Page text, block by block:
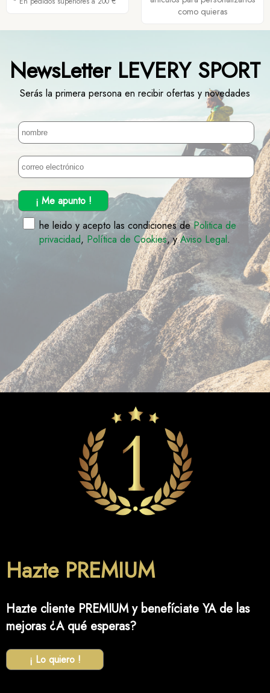
como quieras
NewsLetter LEVERY SPORT
Serás la primera persona en recibir ofertas y novedades
¡ Me apunto !
he leido y acepto las condiciones dePolitica de
privacidad, Política de Cookies, yAviso Legal.
Hazte PREMIUM
Hazte cliente PREMIUM y benefíciate YA de las
mejoras ¿A qué esperas?
¡ Lo quiero !